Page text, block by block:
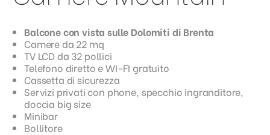
Balcone con vista sulle Dolomiti di Brenta
Camere da 22 mq
TV LCD da 32 pollici
Telefono diretto e WI-FI gratuito
Cassetta di sicurezza
Servizi privati con phone, specchio ingranditore,
doccia big size
Minibar
Bollitore